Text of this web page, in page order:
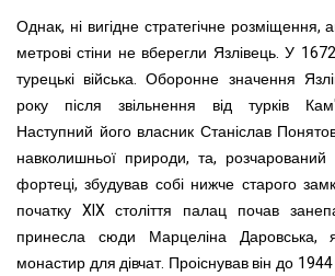
Однак, ні вигідне стратегічне розміщення,
метрові стіни не вберегли Язлівець. У
турецькі війська. Оборонне значення
року після звільнення від турків
Наступний його власник Станіслав
навколишньої природи, та,
фортеці, збудував собі нижче старого
початку XIX століття палац почав
принесла сюди Марцеліна Даровська,
монастир для дівчат. Проіснував він до 1944